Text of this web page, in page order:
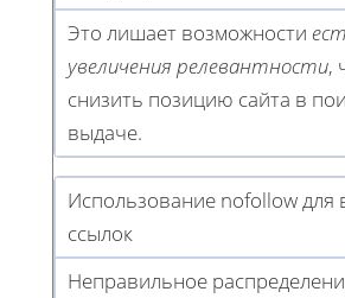
Это лишает возможности
увеличения релевантности,
снизить позицию сайта в
выдаче.
Использование nofollow для
ссылок
Неправильное